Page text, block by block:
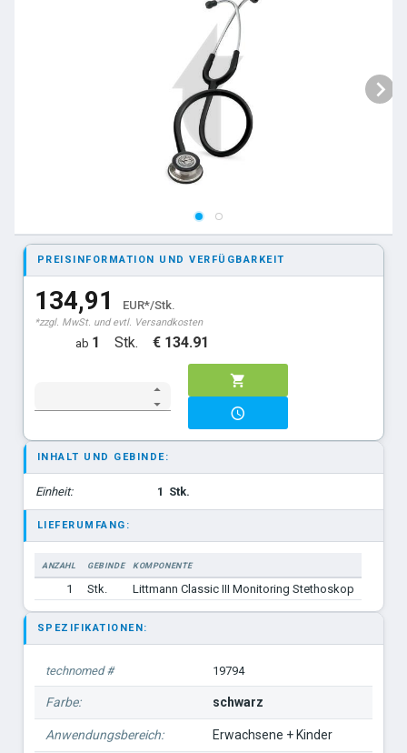
himbeere
burgund. Bruststück: Black Edition
navyblau. Bruststück: hochglanzpoliert
limonengrün Bruststück: Smoke Edition
PREISINFORMATION UND VERFÜGBARKEIT
134,91 EUR*/Stk.
*zzgl. MwSt. und evtl. Versandkosten
ab 1 Stk. € 134.91
INHALT UND GEBINDE:
Einheit: 1 Stk.
LIEFERUMFANG:
ANZAHL GEBINDE
KOMPONENTE
1
Stk. Littmann Classic III Monitoring Stethoskop
SPEZIFIKATIONEN:
technomed # 19794
Farbe: schwarz
Anwendungsbereich: Erwachsene + Kinder